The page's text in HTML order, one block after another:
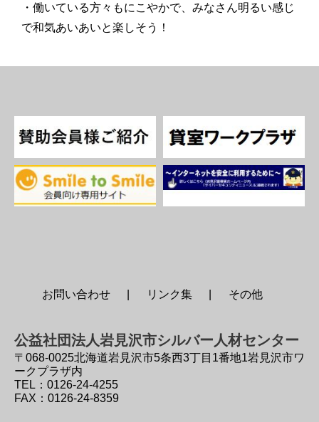
・働いている方々もにこやかで、みなさん明るい感じ
で和気あいあいと楽しそう！
お問い合わせ リンク集 その他
公益社団法人岩見沢市シルバー人材センター
〒068-0025北海道岩見沢市5条西3丁目1番地1岩見沢市ワ
ークプラザ内
TEL：0126-24-4255
FAX：0126-24-8359